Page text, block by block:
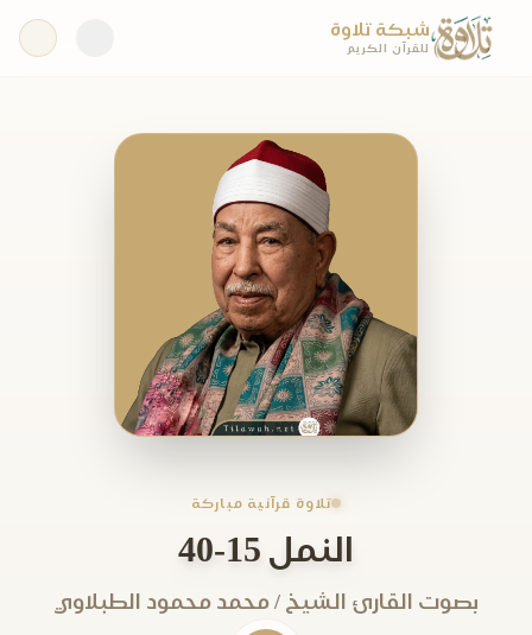
شبكة تلاوة
للقرآن الكريم
تلاوة قرآنية مباركة
النمل 15-40
بصوت القارئ الشيخ / محمد محمود الطبلاوي